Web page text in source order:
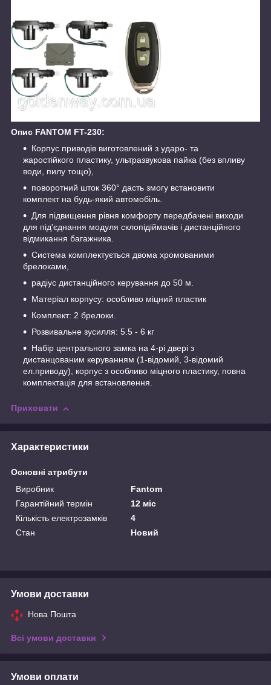
Опис FANTOM FT-230:
Корпус приводів виготовлений з ударо- та
жаростійкого пластику, ультразвукова пайка (без впливу
води, пилу тощо),
поворотний шток 360° дасть змогу встановити
комплект на будь-який автомобіль.
Для підвищення рівня комфорту передбачені виходи
для під'єднання модуля склопідіймачів і дистанційного
відмикання багажника.
Система комплектується двома хромованими
брелоками,
радіус дистанційного керування до 50 м.
Матеріал корпусу: особливо міцний пластик
Комплект: 2 брелоки.
Розвивальне зусилля: 5.5 - 6 кг
Набір центрального замка на 4-рі двері з
дистанцованим керуванням (1-відомий, 3-відомий
ел.приводу), корпус з особливо міцного пластику, повна
комплектація для встановлення.
Приховати
Характеристики
Основні атрибути
Виробник
Fantom
Гарантійний термін
12 міс
Кількість електрозамків
4
Стан
Новий
Умови доставки
Нова Пошта
Всі умови доставки
Умови оплати